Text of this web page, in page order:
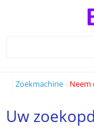
Zoekmachine Neem
Uw